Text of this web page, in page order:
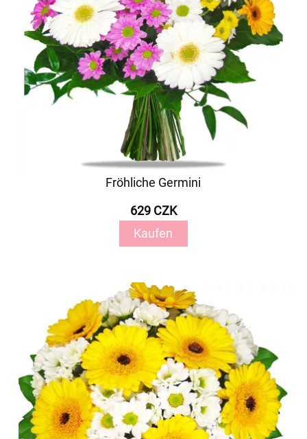
Fröhliche Germini
629 CZK
Kaufen